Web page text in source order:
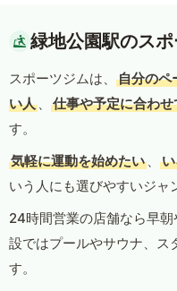
緑地公園駅のス
スポーツジムは、
自分のペ
い人 、 仕事や予定に合わ
す。
気軽に運動を始めたい 、
いう人にも選びやすいジャ
24時間営業の店舗なら早
設ではプールやサウナ、ス
す。